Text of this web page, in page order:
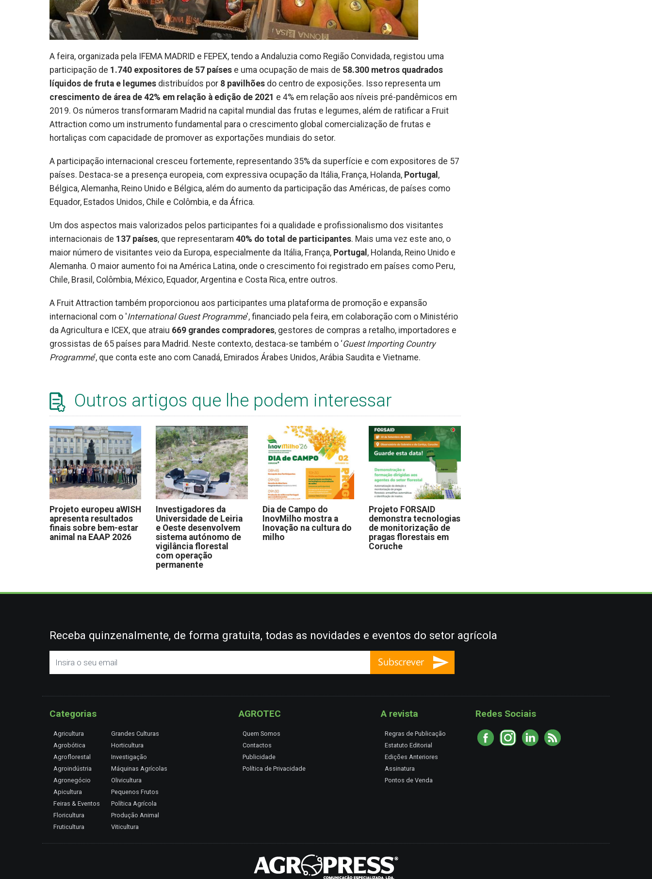
A feira, organizada pela IFEMA MADRID e FEPEX, tendo a Andaluzia como Região Convidada, registou uma
participação de 1.740 expositores de 57 países e uma ocupação de mais de 58.300 metros quadrados
líquidos de fruta e legumes distribuídos por 8 pavilhões do centro de exposições. Isso representa um
crescimento de área de 42% em relação à edição de 2021 e 4% em relação aos níveis pré-pandêmicos em
2019. Os números transformaram Madrid na capital mundial das frutas e legumes, além de ratificar a Fruit
Attraction como um instrumento fundamental para o crescimento global comercialização de frutas e
hortaliças com capacidade de promover as exportações mundiais do setor.
A participação internacional cresceu fortemente, representando 35% da superfície e com expositores de 57
países. Destaca-se a presença europeia, com expressiva ocupação da Itália, França, Holanda, Portugal ,
Bélgica, Alemanha, Reino Unido e Bélgica, além do aumento da participação das Américas, de países como
Equador, Estados Unidos, Chile e Colômbia, e da África.
Um dos aspectos mais valorizados pelos participantes foi a qualidade e profissionalismo dos visitantes
internacionais de 137 países, que representaram 40% do total de participantes. Mais uma vez este ano, o
maior número de visitantes veio da Europa, especialmente da Itália, França, Portugal , Holanda, Reino Unido e
Alemanha. O maior aumento foi na América Latina, onde o crescimento foi registrado em países como Peru,
Chile, Brasil, Colômbia, México, Equador, Argentina e Costa Rica, entre outros.
A Fruit Attraction também proporcionou aos participantes uma plataforma de promoção e expansão
internacional com o 'International Guest Programme', financiado pela feira, em colaboração com o Ministério
da Agricultura e ICEX, que atraiu 669 grandes compradores, gestores de compras a retalho, importadores e
grossistas de 65 países para Madrid. Neste contexto, destaca-se também o ‘Guest Importing Country
Programme’, que conta este ano com Canadá, Emirados Árabes Unidos, Arábia Saudita e Vietname.
Outros artigos que lhe podem interessar
Projeto europeu aWISH
apresenta resultados
finais sobre bem-estar
animal na EAAP 2026
Investigadores da
Universidade de Leiria
e Oeste desenvolvem
sistema autónomo de
vigilância florestal
com operação
permanente
Dia de Campo do
InovMilho mostra a
Inovação na cultura do
milho
Projeto FORSAID
demonstra tecnologias
de monitorização de
pragas florestais em
Coruche
Receba quinzenalmente, de forma gratuita, todas as novidades e eventos do setor agrícola
Categorias
Agricultura
Agrobótica
Agroflorestal
Agroindústria
Agronegócio
Apicultura
Feiras & Eventos
Floricultura
Fruticultura
Grandes Culturas
Horticultura
Investigação
Máquinas Agrícolas
Olivicultura
Pequenos Frutos
Política Agrícola
Produção Animal
Viticultura
AGROTEC
Quem Somos
Contactos
Publicidade
Política de Privacidade
A revista
Regras de Publicação
Estatuto Editorial
Edições Anteriores
Assinatura
Pontos de Venda
Redes Sociais